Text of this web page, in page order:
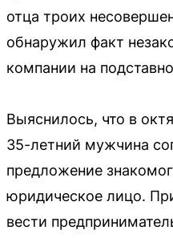
отца троих
обнаружил факт
компании на
Выяснилось, что в
35-летний мужчина
предложение
юридическое лицо.
вести